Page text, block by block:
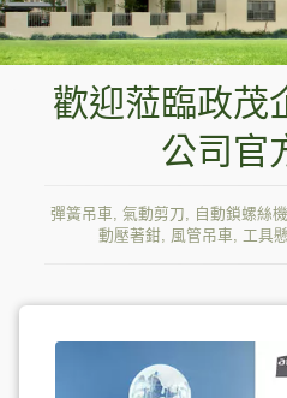
歡迎蒞臨政茂
公司官
彈簧吊車, 氣動剪刀, 自動鎖螺絲
動壓著鉗, 風管吊車, 工具